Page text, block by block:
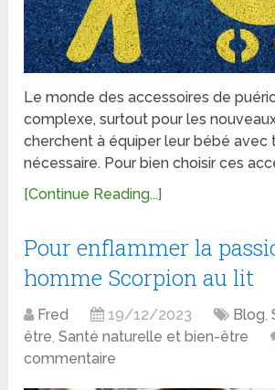
Le monde des accessoires de
complexe, surtout pour les
cherchent à équiper leur bébé avec
nécessaire. Pour bien choisir ces
[Continue Reading...]
Pour enflammer la
homme Scorpion au lit
Fred 19/12/2023 Blog,
être,Santé naturelle et bien-être
commentaire